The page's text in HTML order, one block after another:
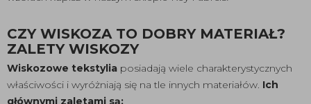
CZY WISKOZA TO DOBRY MATERIAŁ?
ZALETY WISKOZY
Wiskozowe tekstylia posiadają wiele charakterystycznych
właściwości i wyróżniają się na tle innych materiałów. Ich
głównymi zaletami są: